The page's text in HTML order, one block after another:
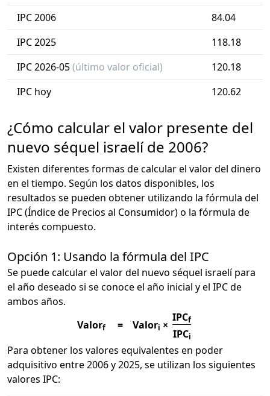
IPC 2006
84.04
IPC 2025
118.18
IPC 2026-05(último valor oficial)
120.18
IPC hoy
120.62
¿Cómo calcular el valor presente del
nuevo séquel israelí de 2006?
Existen diferentes formas de calcular el valor del dinero
en el tiempo. Según los datos disponibles, los
resultados se pueden obtener utilizando la fórmula del
IPC (Índice de Precios al Consumidor) o la fórmula de
interés compuesto.
Opción 1: Usando la fórmula del IPC
Se puede calcular el valor del nuevo séquel israelí para
el año deseado si se conoce el año inicial y el IPC de
ambos años.
Valorf = Valori ×
IPCf
IPCi
Para obtener los valores equivalentes en poder
adquisitivo entre 2006 y 2025, se utilizan los siguientes
valores IPC: